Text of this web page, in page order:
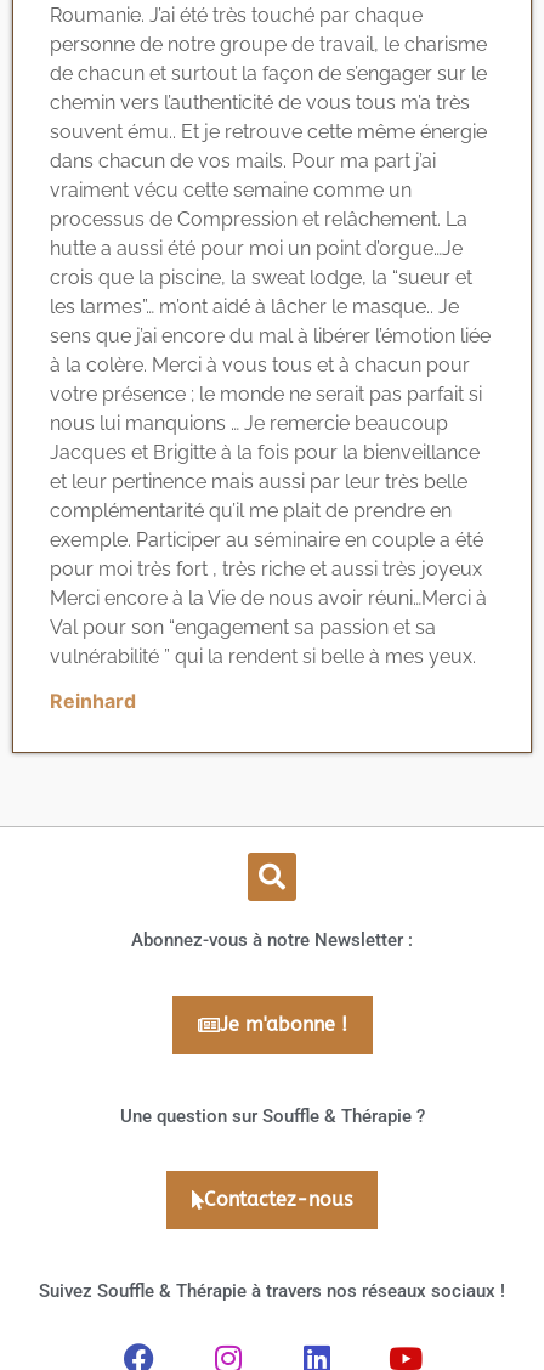
Roumanie. J’ai été très touché par chaque
personne de notre groupe de travail, le charisme
de chacun et surtout la façon de s’engager sur le
chemin vers l’authenticité de vous tous m’a très
souvent ému.. Et je retrouve cette même énergie
dans chacun de vos mails. Pour ma part j’ai
vraiment vécu cette semaine comme un
processus de Compression et relâchement. La
hutte a aussi été pour moi un point d’orgue…Je
crois que la piscine, la sweat lodge, la “sueur et
les larmes”… m’ont aidé à lâcher le masque.. Je
sens que j’ai encore du mal à libérer l’émotion liée
à la colère. Merci à vous tous et à chacun pour
votre présence ; le monde ne serait pas parfait si
nous lui manquions … Je remercie beaucoup
Jacques et Brigitte à la fois pour la bienveillance
et leur pertinence mais aussi par leur très belle
complémentarité qu’il me plait de prendre en
exemple. Participer au séminaire en couple a été
pour moi très fort , très riche et aussi très joyeux
Merci encore à la Vie de nous avoir réuni…Merci à
Val pour son “engagement sa passion et sa
vulnérabilité ” qui la rendent si belle à mes yeux.
Reinhard
Abonnez-vous à notre Newsletter :
Je m'abonne !
Une question sur Souffle & Thérapie ?
Contactez-nous
Suivez Souffle & Thérapie à travers nos réseaux sociaux !